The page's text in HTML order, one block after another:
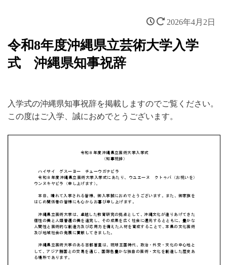
2026年4月2日
令和8年度沖縄県立芸術大学入学
式 沖縄県知事祝辞
入学式の沖縄県知事祝辞を掲載しますのでご覧ください。
この度はご入学、誠におめでとうございます。